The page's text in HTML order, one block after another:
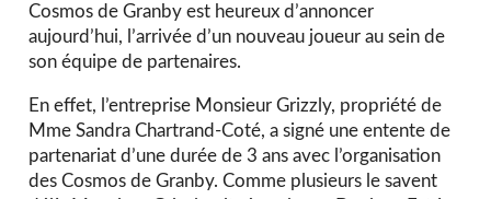
Cosmos de Granby est heureux d’annoncer
aujourd’hui, l’arrivée d’un nouveau joueur au sein de
son équipe de partenaires.
En effet, l’entreprise Monsieur Grizzly, propriété de
Mme Sandra Chartrand-Coté, a signé une entente de
partenariat d’une durée de 3 ans avec l’organisation
des Cosmos de Granby. Comme plusieurs le savent